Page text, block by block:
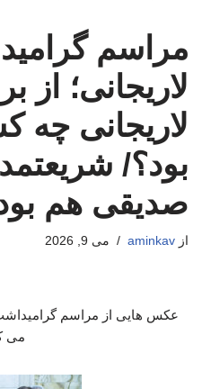
مراسم
لاریجانی؛ از
لاریجانی چه
بود؟/
صدیقی هم
از aminkav می 9, 2026
عکس هایی از مراسم
می